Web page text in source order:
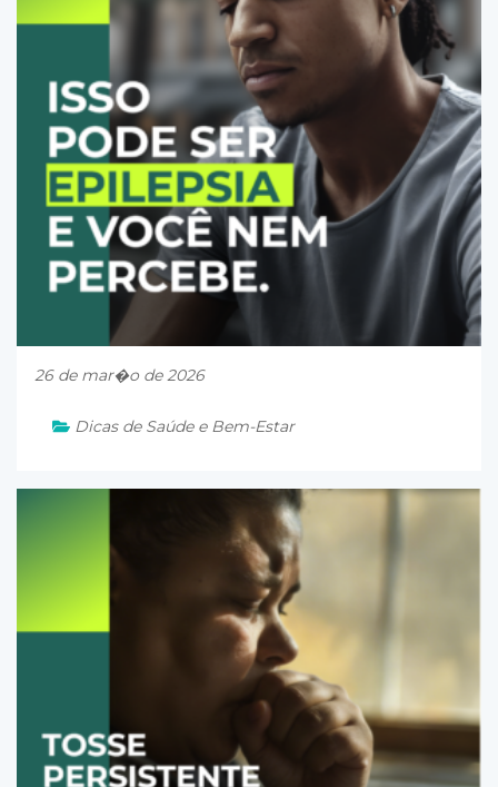
26 de mar�o de 2026
Dicas de Saúde e Bem-Estar